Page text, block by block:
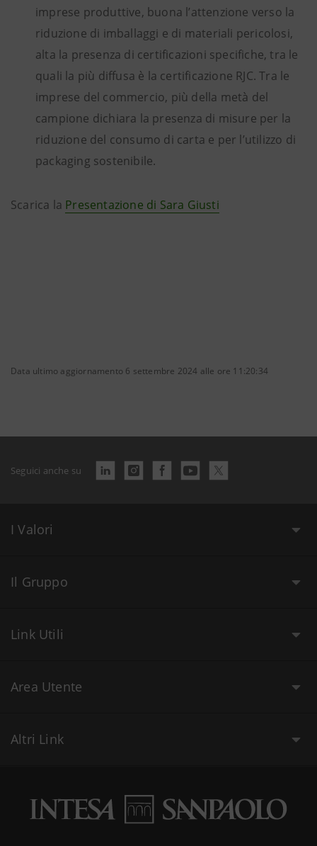
imprese produttive, buona l’attenzione verso la
riduzione di imballaggi e di materiali pericolosi,
alta la presenza di certificazioni specifiche, tra le
quali la più diffusa è la certificazione RJC. Tra le
imprese del commercio, più della metà del
campione dichiara la presenza di misure per la
riduzione del consumo di carta e per l’utilizzo di
packaging sostenibile.
Scarica la Presentazione di Sara Giusti
Data ultimo aggiornamento 6 settembre 2024 alle ore 11:20:34
Seguici anche su
I Valori
Il Gruppo
Link Utili
Area Utente
Altri Link